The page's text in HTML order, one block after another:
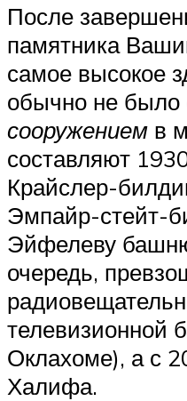
После
памятника
самое высокое
обычно не
сооружением в
составляют
Крайслер-
Эмпайр-стейт-
Эйфелеву
очередь,
телевизионной
Оклахоме), а с
Халифа.